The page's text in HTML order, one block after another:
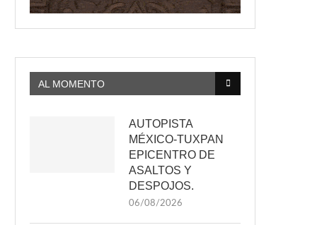
AL MOMENTO
AUTOPISTA
MÉXICO-TUXPAN
EPICENTRO DE
ASALTOS Y
DESPOJOS.
06/08/2026